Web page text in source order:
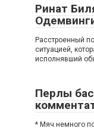
Ринат
Расстроенный
ситуацией,
исполнявший
Перлы
* Мяч немного